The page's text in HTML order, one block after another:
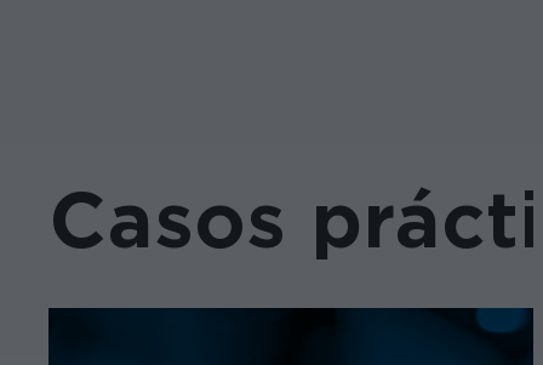
Casos